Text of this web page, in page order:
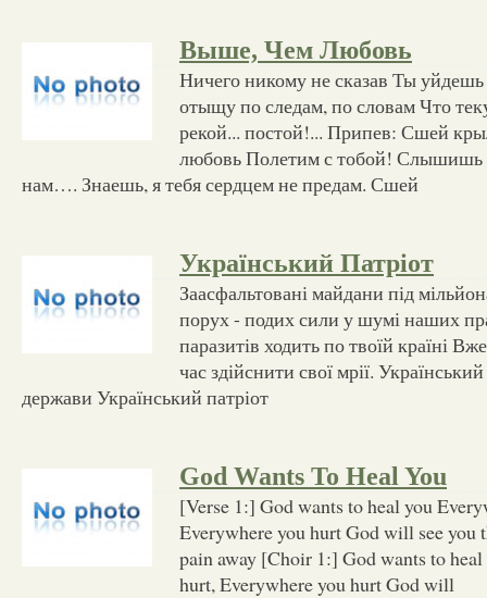
Выше, Чем Любовь
Ничего никому не сказав Ты уйдешь
отыщу по следам, по словам Что
рекой... постой!... Припев: Сшей
любовь Полетим с тобой!
нам…. Знаешь, я тебя сердцем не предам. Сшей
Український Патріот
Заасфальтовані майдани під
порух - подих сили у шумі наших
паразитів ходить по твоїй країні
час здійснити свої мрії.
держави Український патріот
God Wants To Heal You
[Verse 1:] God wants to heal you
Everywhere you hurt God will see you
pain away [Choir 1:] God wants to
hurt, Everywhere you hurt God will